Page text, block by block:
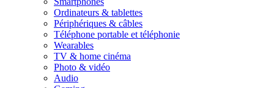
Ordinateurs & tablettes
Périphériques & câbles
Téléphone portable et téléphonie
Wearables
TV & home cinéma
Photo & vidéo
Audio